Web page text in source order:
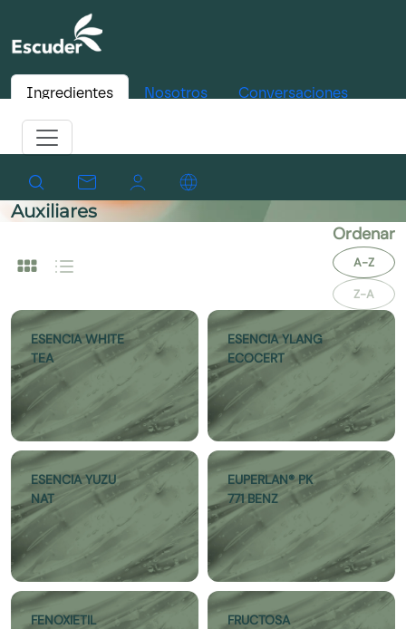
Ingredientes Nosotros Conversaciones
Auxiliares
Ordenar
A-Z
Z-A
ESENCIA WHITE
TEA
ESENCIA YLANG
ECOCERT
ESENCIA YUZU
NAT
EUPERLAN® PK
771 BENZ
FENOXIETIL
FRUCTOSA